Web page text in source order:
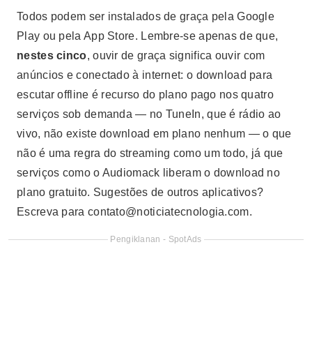
Todos podem ser instalados de graça pela Google
Play ou pela App Store. Lembre-se apenas de que,
nestes cinco, ouvir de graça significa ouvir com
anúncios e conectado à internet: o download para
escutar offline é recurso do plano pago nos quatro
serviços sob demanda — no TuneIn, que é rádio ao
vivo, não existe download em plano nenhum — o que
não é uma regra do streaming como um todo, já que
serviços como o Audiomack liberam o download no
plano gratuito. Sugestões de outros aplicativos?
Escreva para contato@noticiatecnologia.com.
Pengiklanan - SpotAds